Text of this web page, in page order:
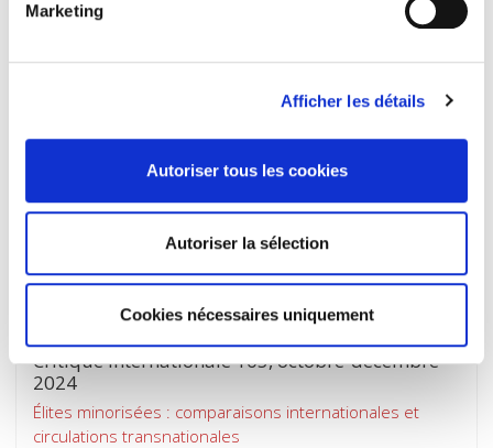
Marketing
Afficher les détails
Autoriser tous les cookies
Autoriser la sélection
Cookies nécessaires uniquement
Adrien Schu
Critique internationale 105, octobre-décembre
2024
Élites minorisées : comparaisons internationales et
circulations transnationales